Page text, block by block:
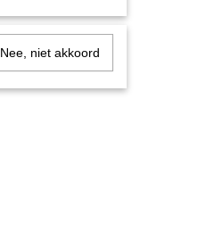
Nee, niet akkoord